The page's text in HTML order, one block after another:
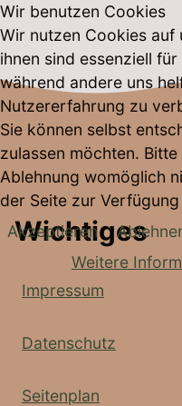
Wichtiges
Impressum
Datenschutz
Seitenplan
Wir benutzen Cookies
Wir nutzen Cookies auf
ihnen sind essenziell
während andere uns
Nutzererfahrung zu
Sie können selbst
zulassen möchten.
Ablehnung womöglich
der Seite zur
Akzeptieren
Weitere